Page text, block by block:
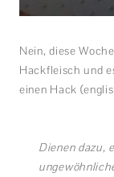
Nein, diese
Hackfleisch und
einen Hack
Dienen dazu,